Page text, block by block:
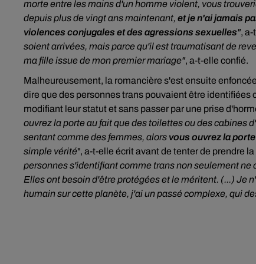
morte entre les mains d'un homme violent, vous
depuis plus de vingt ans maintenant, et je n'ai jamais
violences conjugales et des agressions sexuelles", a-
soient arrivées, mais parce qu'il est traumatisant de
ma fille issue de mon premier mariage", a-t-elle confié.
Malheureusement, la romancière s'est ensuite
dire que des personnes trans pouvaient être
modifiant leur statut et sans passer par une prise
ouvrez la porte au fait que des toilettes ou des cabines
sentant comme des femmes, alors vous ouvrez la
simple vérité", a-t-elle écrit avant de tenter de prendre
personnes s'identifiant comme trans non seulement
Elles ont besoin d'être protégées et le méritent. (...) Je
humain sur cette planète, j'ai un passé complexe, qui